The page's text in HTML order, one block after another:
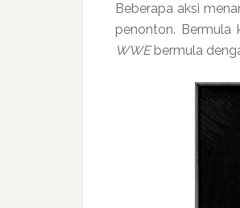
Beberapa aksi
penonton. Bermula
WWEbermula